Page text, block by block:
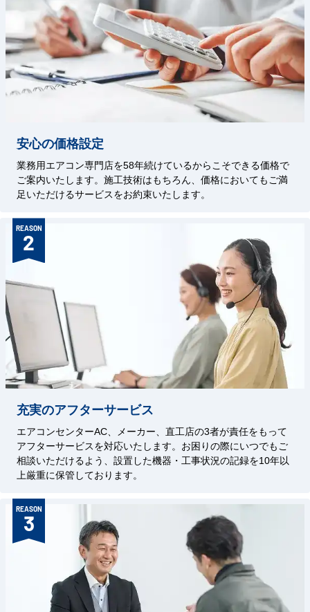
安心の価格設定
業務用エアコン専門店を58年続けているからこそできる価格で
ご案内いたします。施工技術はもちろん、価格においてもご満
足いただけるサービスをお約束いたします。
REASON
2
充実のアフターサービス
エアコンセンターAC、メーカー、直工店の3者が責任をもって
アフターサービスを対応いたします。お困りの際にいつでもご
相談いただけるよう、設置した機器・工事状況の記録を10年以
上厳重に保管しております。
REASON
3